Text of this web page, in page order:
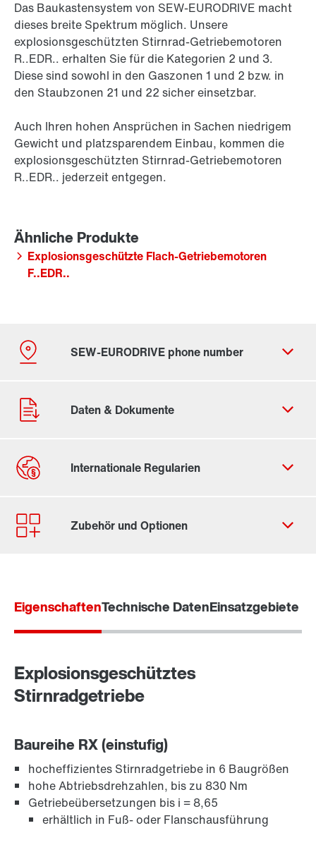
Das Baukastensystem von SEW-EURODRIVE macht
dieses breite Spektrum möglich. Unsere
explosionsgeschützten Stirnrad-Getriebemotoren
R..EDR.. erhalten Sie für die Kategorien 2 und 3.
Diese sind sowohl in den Gaszonen 1 und 2 bzw. in
den Staubzonen 21 und 22 sicher einsetzbar.
Auch Ihren hohen Ansprüchen in Sachen niedrigem
Gewicht und platzsparendem Einbau, kommen die
explosionsgeschützten Stirnrad-Getriebemotoren
R..EDR.. jederzeit entgegen.
Explosionsgeschützte Flach-Getriebemotoren
F..EDR..
Contact form
Durch Aktivierung der PLZ-Suche werden von Google
Datenschutzhinweisen
Adapter
EigenschaftenTechnische DatenEinsatzgebiete
Explosionsgeschütztes
Stirnradgetriebe
Baureihe RX (einstufig)
hocheffizientes Stirnradgetriebe in 6 Baugrößen
hohe Abtriebsdrehzahlen, bis zu 830 Nm
Getriebeübersetzungen bis i = 8,65
erhältlich in Fuß- oder Flanschausführung